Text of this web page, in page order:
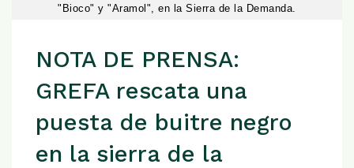
"Bioco" y "Aramol", en la Sierra de la Demanda.
NOTA DE PRENSA:
GREFA rescata una
puesta de buitre negro
en la sierra de la